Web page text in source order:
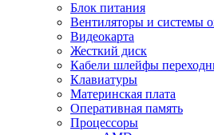
Блок питания
Вентиляторы и системы
Видеокарта
Жесткий диск
Кабели шлейфы
Клавиатуры
Материнская плата
Оперативная память
Процессоры